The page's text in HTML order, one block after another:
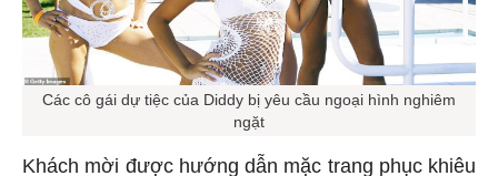
Các cô gái dự tiệc của Diddy bị yêu cầu ngoại hình nghiêm
ngặt
Khách mời được hướng dẫn mặc trang phục khiêu